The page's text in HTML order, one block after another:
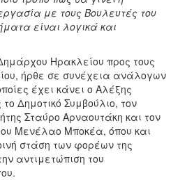
με τους Βουλευτές του
είναι λογικά και
Ηρακλείου προς τους
ήρθε σε συνέχεια ανάλογων
έχει κάνει ο Αλέξης
Δημοτικό Συμβούλιο, τον
Σταύρο Αρναουτάκη και τον
Μενέλαο Μποκέα, όπου και
στάση των φορέων της
αντιμετώπιση του